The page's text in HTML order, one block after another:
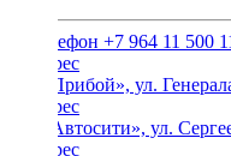
+7 964 11 500
ТЦ «Прибой», ул.
ТЦ «Автосити», ул.